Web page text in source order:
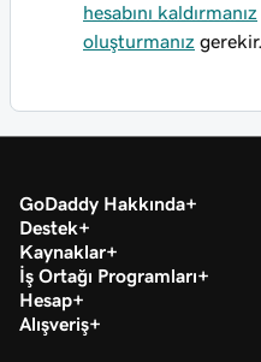
hesabını kaldırmanız
oluşturmanız gerekir.
GoDaddy Hakkında
Destek
Kaynaklar
İş Ortağı Programları
Hesap
Alışveriş